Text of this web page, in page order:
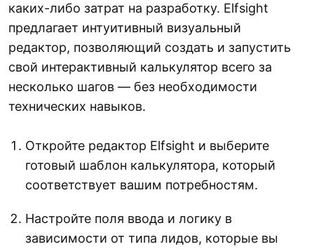
каких-либо затрат на разработку. Elfsight
предлагает интуитивный визуальный
редактор, позволяющий создать и запустить
свой интерактивный калькулятор всего за
несколько шагов — без необходимости
технических навыков.
Откройте редактор Elfsight и выберите
готовый шаблон калькулятора, который
соответствует вашим потребностям.
Настройте поля ввода и логику в
зависимости от типа лидов, которые вы